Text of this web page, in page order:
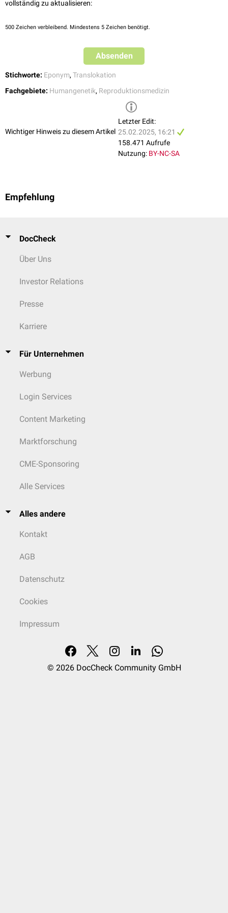
Trägern einer balancierten Translokation tritt gehäuft eine
vollständig zu aktualisieren:
500 Zeichen verbleibend. Mindestens 5 Zeichen benötigt.
Absenden
Stichworte: Eponym, Translokation
Fachgebiete: Humangenetik, Reproduktionsmedizin
Wichtiger Hinweis zu diesem Artikel
Letzter Edit:
25.02.2025, 16:21
158.471 Aufrufe
Nutzung: BY-NC-SA
Empfehlung
DocCheck
Über Uns
Investor Relations
Presse
Karriere
Für Unternehmen
Werbung
Login Services
Content Marketing
Marktforschung
CME-Sponsoring
Alle Services
Alles andere
Kontakt
AGB
Datenschutz
Cookies
Impressum
© 2026 DocCheck Community GmbH